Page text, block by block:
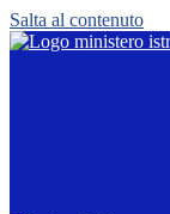
Salta al contenuto